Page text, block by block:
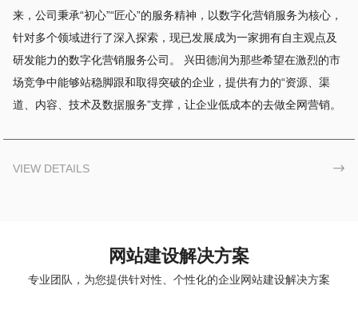
来，公司秉承“初心”“匠心”的服务精神，以数字化营销服务为核心，
针对多个领域进行了深入探索，现已发展成为一家拥有自主观点及
研发能力的数字化营销服务公司。 兴田德润为那些希望在激烈的市
场竞争中能够站稳脚跟和取得突破的企业，提供有力的“资源、渠
道、内容、技术及数据服务”支撑，让企业低成本的去做全网营销。
VIEW DETAILS 
网站建设解决方案
专业团队，为您提供针对性、个性化的企业网站建设解决方案